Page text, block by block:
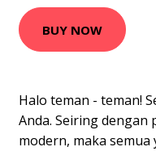
BUY NOW
Halo teman - teman!
Anda. Seiring dengan
modern, maka